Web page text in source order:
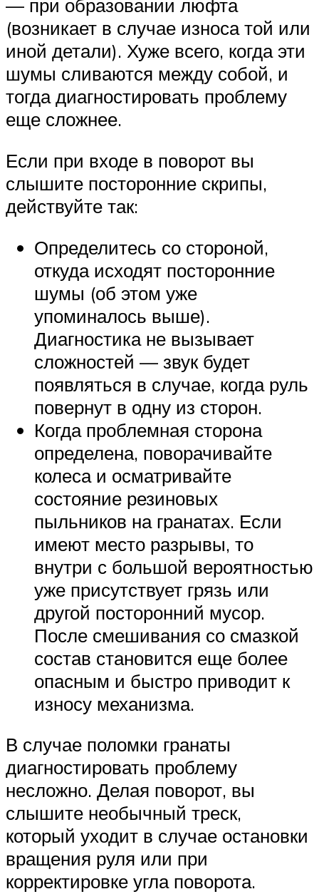
— при образовании люфта
(возникает в случае износа той или
иной детали). Хуже всего, когда эти
шумы сливаются между собой, и
тогда диагностировать проблему
еще сложнее.
Если при входе в поворот вы
слышите посторонние скрипы,
действуйте так:
Определитесь со стороной,
откуда исходят посторонние
шумы (об этом уже
упоминалось выше).
Диагностика не вызывает
сложностей — звук будет
появляться в случае, когда руль
повернут в одну из сторон.
Когда проблемная сторона
определена, поворачивайте
колеса и осматривайте
состояние резиновых
пыльников на гранатах. Если
имеют место разрывы, то
внутри с большой вероятностью
уже присутствует грязь или
другой посторонний мусор.
После смешивания со смазкой
состав становится еще более
опасным и быстро приводит к
износу механизма.
В случае поломки гранаты
диагностировать проблему
несложно. Делая поворот, вы
слышите необычный треск,
который уходит в случае остановки
вращения руля или при
корректировке угла поворота.